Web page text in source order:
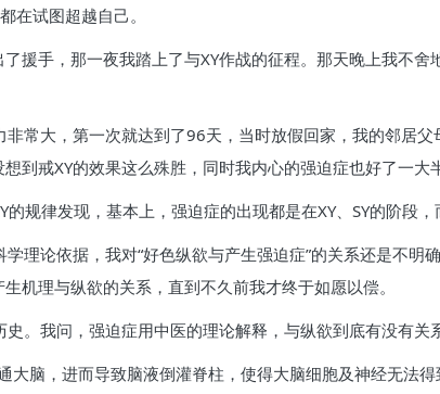
在试图超越自己。
援手，那一夜我踏上了与XY作战的征程。那天晚上我不
常大，第一次就达到了96天，当时放假回家，我的邻居
到戒XY的效果这么殊胜，同时我内心的强迫症也好了一大
规律发现，基本上，强迫症的出现都是在XY、SY的阶段
理论依据，我对“好色纵欲与产生强迫症”的关系还是不明
机理与纵欲的关系，直到不久前我才终于如愿以偿。
。我问，强迫症用中医的理论解释，与纵欲到底有没有关
大脑，进而导致脑液倒灌脊柱，使得大脑细胞及神经无法